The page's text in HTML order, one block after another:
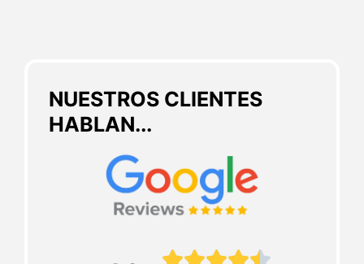
NUESTROS CLIENTES
HABLAN...